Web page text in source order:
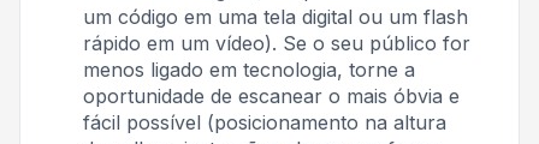
um código em uma tela digital ou um flash
rápido em um vídeo). Se o seu público for
menos ligado em tecnologia, torne a
oportunidade de escanear o mais óbvia e
fácil possível (posicionamento na altura